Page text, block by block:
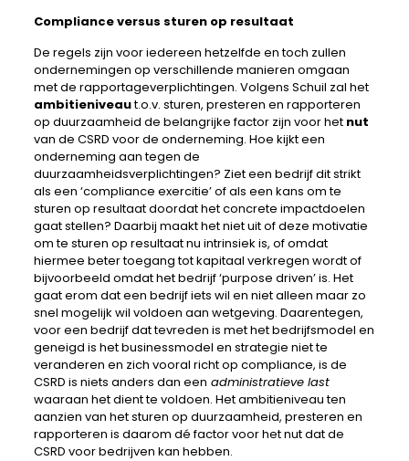
Compliance versus sturen op resultaat
De regels zijn voor iedereen hetzelfde en toch zullen
ondernemingen op verschillende manieren omgaan
met de rapportageverplichtingen. Volgens Schuil zal het
ambitieniveaut.o.v. sturen, presteren en rapporteren
op duurzaamheid de belangrijke factor zijn voor het nut
van de CSRD voor de onderneming. Hoe kijkt een
onderneming aan tegen de
duurzaamheidsverplichtingen? Ziet een bedrijf dit strikt
als een ‘compliance exercitie’ of als een kans om te
sturen op resultaat doordat het concrete impactdoelen
gaat stellen? Daarbij maakt het niet uit of deze motivatie
om te sturen op resultaat nu intrinsiek is, of omdat
hiermee beter toegang tot kapitaal verkregen wordt of
bijvoorbeeld omdat het bedrijf ‘purpose driven’ is. Het
gaat erom dat een bedrijf iets wil en niet alleen maar zo
snel mogelijk wil voldoen aan wetgeving. Daarentegen,
voor een bedrijf dat tevreden is met het bedrijfsmodel en
geneigd is het businessmodel en strategie niet te
veranderen en zich vooral richt op compliance, is de
CSRD is niets anders dan een administratieve last
waaraan het dient te voldoen. Het ambitieniveau ten
aanzien van het sturen op duurzaamheid, presteren en
rapporteren is daarom dé factor voor het nut dat de
CSRD voor bedrijven kan hebben.